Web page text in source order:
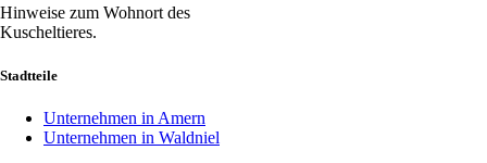
Hinweise zum Wohnort des
Kuscheltieres.
Stadtteile
Unternehmen in Amern
Unternehmen in Waldniel